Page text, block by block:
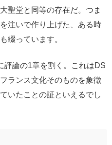
聖堂と同等の存在だ。つま
注いで作り上げた、ある時
綴っています。
評論の1章を割く。これはDS
ランス文化そのものを象徴
いたことの証といえるでし